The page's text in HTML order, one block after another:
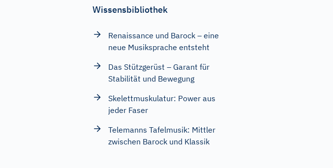
Wissensbibliothek
Renaissance und Barock – eine
neue Musiksprache entsteht
Das Stützgerüst – Garant für
Stabilität und Bewegung
Skelettmuskulatur: Power aus
jeder Faser
Telemanns Tafelmusik: Mittler
zwischen Barock und Klassik